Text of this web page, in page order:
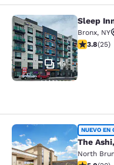
Sleep Inn
13
Sleep
Bronx, NY
3.8(25)
The Ashi, an
NUEVO EN
The
North